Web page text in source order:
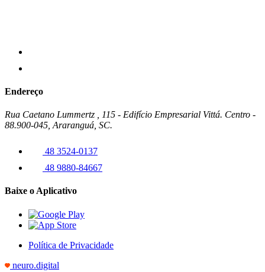
Endereço
Rua Caetano Lummertz , 115 - Edifício Empresarial Vittá. Centro -
88.900-045, Araranguá, SC.
48 3524-0137
48 9880-84667
Baixe o Aplicativo
Política de Privacidade
neuro.digital